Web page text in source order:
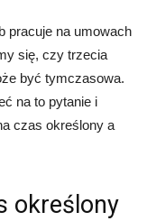
pracuje na umowach
się, czy trzecia
być tymczasowa.
na to pytanie i
czas określony a
określony